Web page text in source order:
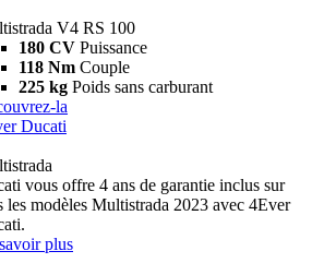
V4 RS 100
180 CV Puissance
118 Nm Couple
225 kg Poids sans carburant
la
Ducati
vous offre 4 ans de garantie inclus sur
les modèles Multistrada 2023 avec 4Ever
plus